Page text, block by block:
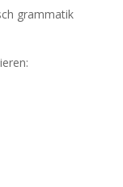
grammatik